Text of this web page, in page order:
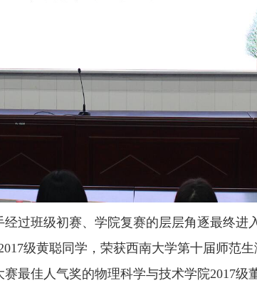
过班级初赛、学院复赛的层层角逐最终进
级黄聪同学，荣获西南大学第十届师范
最佳人气奖的物理科学与技术学院2017级